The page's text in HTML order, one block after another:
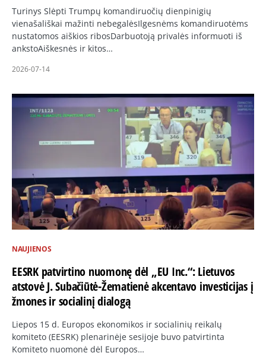
Turinys Slėpti Trumpų komandiruočių dienpinigių
vienašališkai mažinti nebegalėsIlgesnėms komandiruotėms
nustatomos aiškios ribosDarbuotoją privalės informuoti iš
ankstoAiškesnės ir kitos…
2026-07-14
NAUJIENOS
EESRK patvirtino nuomonę dėl „EU Inc.“: Lietuvos
atstovė J. Subačiūtė-Žematienė akcentavo investicijas į
žmones ir socialinį dialogą
Liepos 15 d. Europos ekonomikos ir socialinių reikalų
komiteto (EESRK) plenarinėje sesijoje buvo patvirtinta
Komiteto nuomonė dėl Europos…